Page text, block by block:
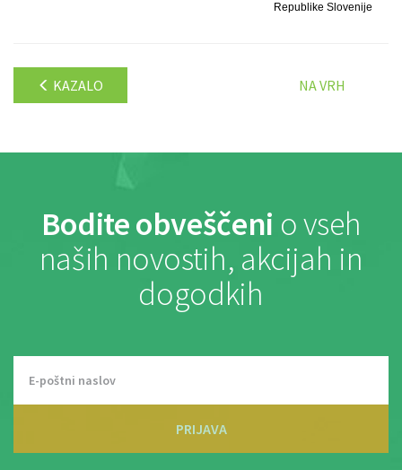
Republike Slovenije
KAZALO NA VRH
Bodite obveščeni o vseh
naših novostih, akcijah in
dogodkih
PRIJAVA